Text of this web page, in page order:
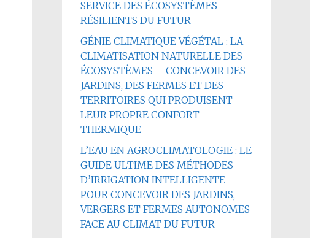
SERVICE DES ÉCOSYSTÈMES
RÉSILIENTS DU FUTUR
GÉNIE CLIMATIQUE VÉGÉTAL : LA
CLIMATISATION NATURELLE DES
ÉCOSYSTÈMES – CONCEVOIR DES
JARDINS, DES FERMES ET DES
TERRITOIRES QUI PRODUISENT
LEUR PROPRE CONFORT
THERMIQUE
L’EAU EN AGROCLIMATOLOGIE : LE
GUIDE ULTIME DES MÉTHODES
D’IRRIGATION INTELLIGENTE
POUR CONCEVOIR DES JARDINS,
VERGERS ET FERMES AUTONOMES
FACE AU CLIMAT DU FUTUR